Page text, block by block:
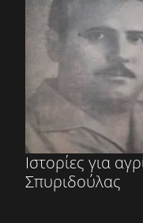
Ιστορίες για
Σπυριδούλας